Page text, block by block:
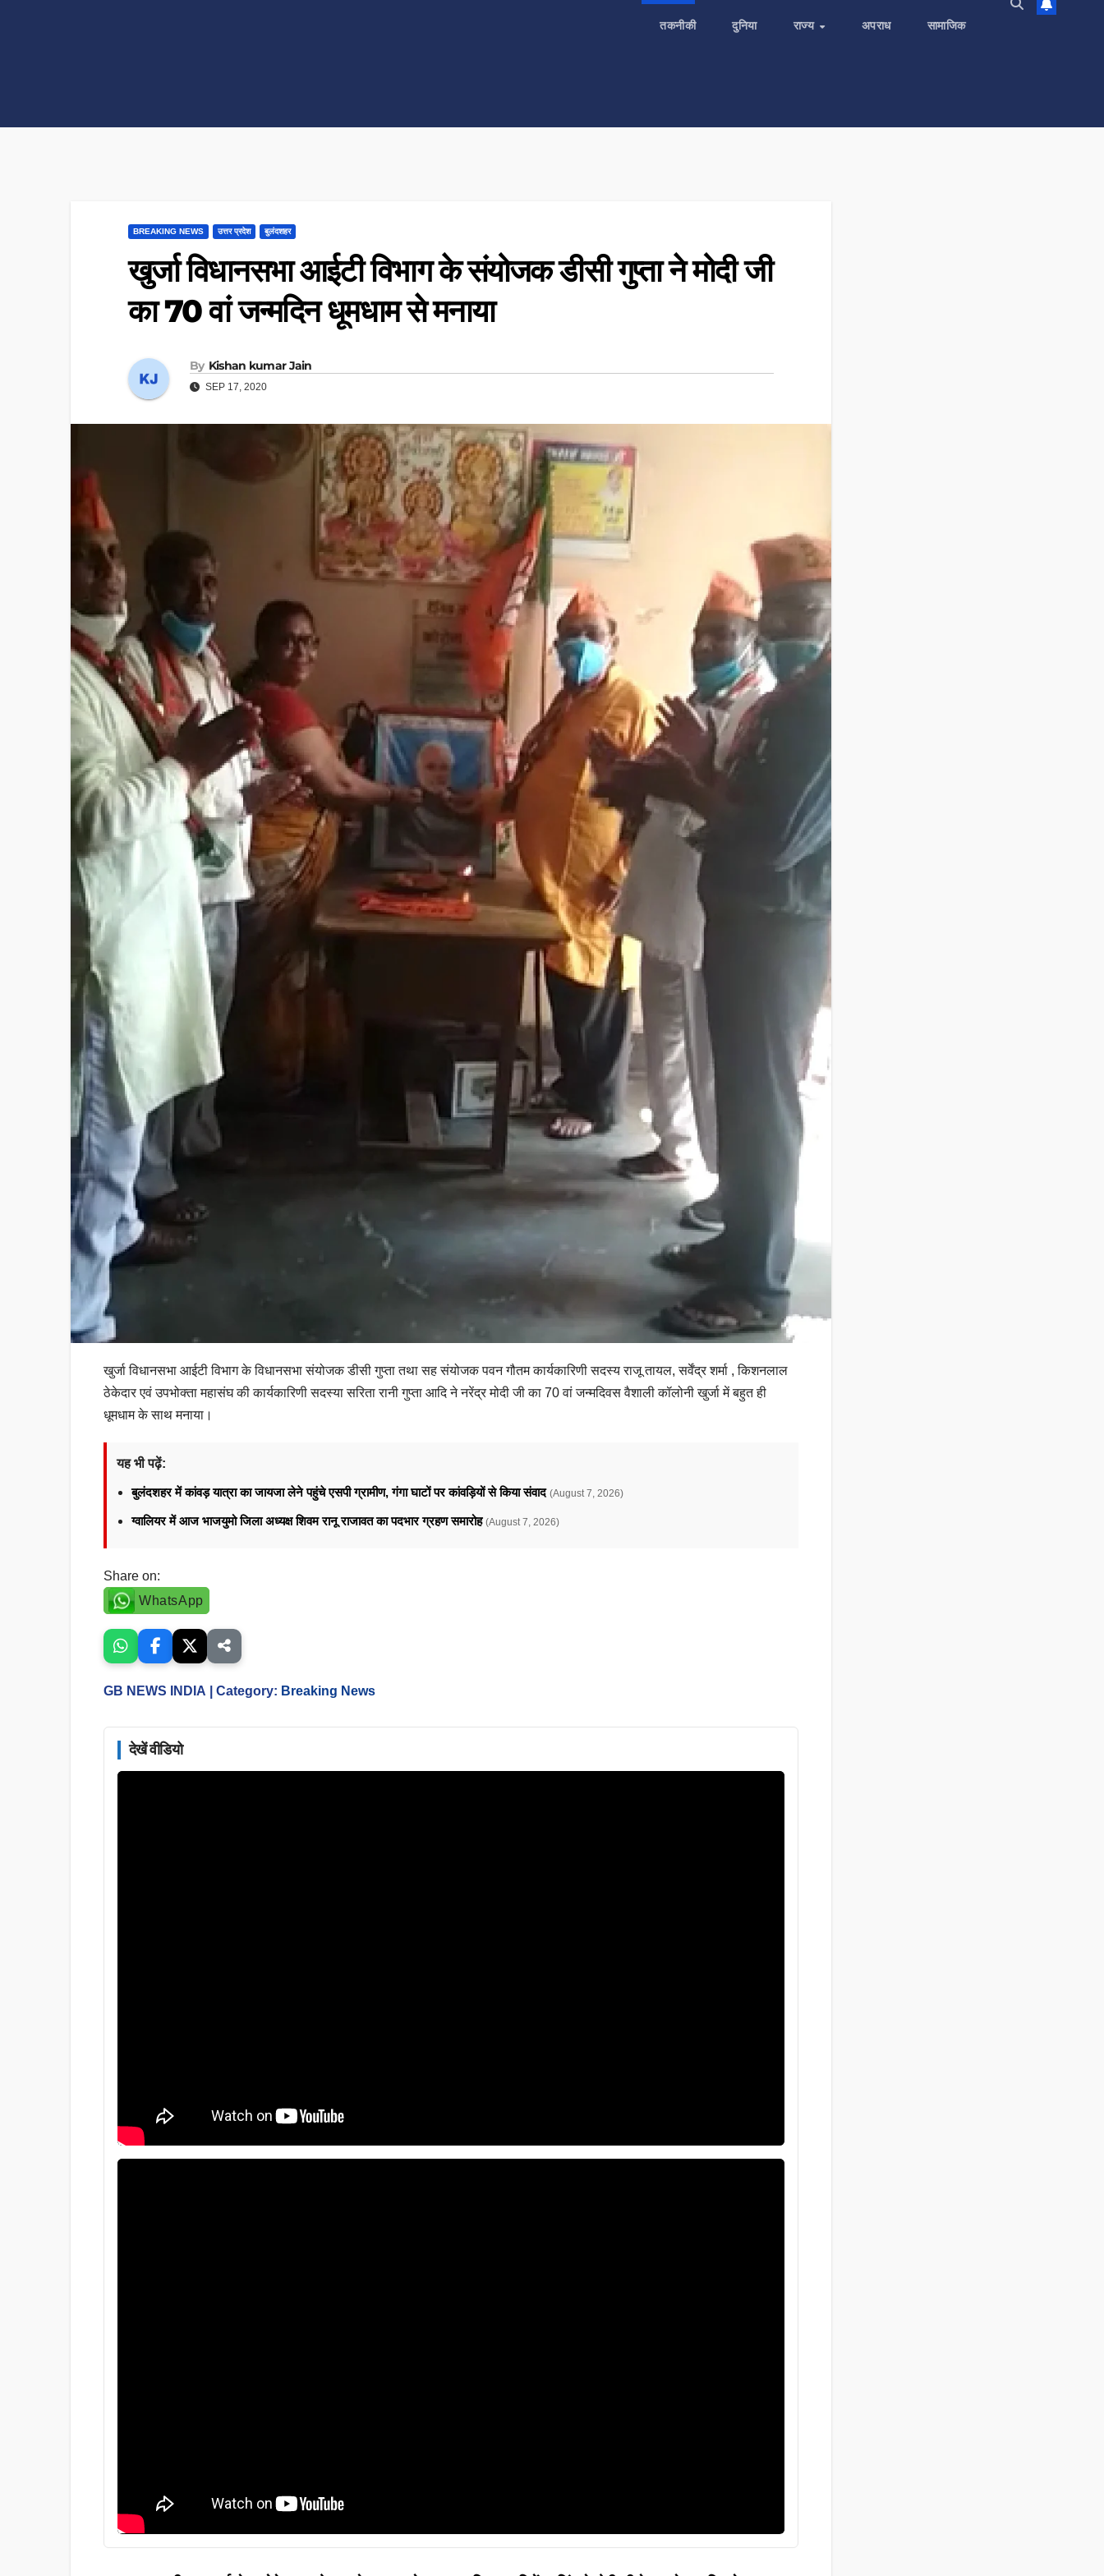
तकनीकी दुनिया राज्य अपराध सामाजिक
BREAKING NEWS उत्तर प्रदेश बुलंदशहर
खुर्जा विधानसभा आईटी विभाग के संयोजक डीसी गुप्ता ने मोदी जी
का 70 वां जन्मदिन धूमधाम से मनाया
By Kishan kumar Jain
SEP 17, 2020
खुर्जा विधानसभा आईटी विभाग के विधानसभा संयोजक डीसी गुप्ता तथा सह संयोजक पवन गौतम कार्यकारिणी सदस्य राजू तायल, सर्वेंद्र शर्मा , किशनलाल
ठेकेदार एवं उपभोक्ता महासंघ की कार्यकारिणी सदस्या सरिता रानी गुप्ता आदि ने नरेंद्र मोदी जी का 70 वां जन्मदिवस वैशाली कॉलोनी खुर्जा में बहुत ही
धूमधाम के साथ मनाया।
यह भी पढ़ें:
बुलंदशहर में कांवड़ यात्रा का जायजा लेने पहुंचे एसपी ग्रामीण, गंगा घाटों पर कांवड़ियों से किया संवाद (August 7, 2026)
ग्वालियर में आज भाजयुमो जिला अध्यक्ष शिवम रानू राजावत का पदभार ग्रहण समारोह (August 7, 2026)
Share on:
WhatsApp
GB NEWS INDIA | Category: Breaking News
देखें वीडियो